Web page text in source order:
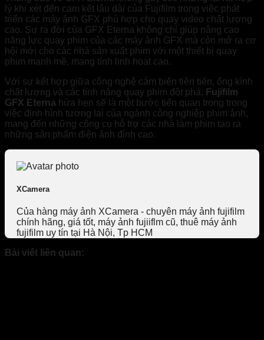
lý khi xét đến cam kết lâu dài của Fujifilm trong việc phát
triển các máy ảnh GFX phù hợp cho quay video chất lượng
cao. Sự ra đời của GFX Eterna không chỉ giúp nâng cao
năng lực quay phim của các máy ảnh GFX mà còn mở ra cơ
hội mới cho các nhà sản xuất phim với một thiết bị quay
phim mạnh mẽ, mang tính linh hoạt cao.
Với sự kết hợp giữa công nghệ cảm biến tiên tiến, ống kính
chất lượng và các tính năng quay phim đột phá, Fujifilm
GFX Eterna hứa hẹn sẽ là một bước tiến quan trọng trong
việc định hình tương lai của ngành công nghiệp phim ảnh,
mang đến những công cụ hỗ trợ các nhà làm phim tạo ra
những sản phẩm điện ảnh đỉnh cao.
XCamera
Của hàng máy ảnh XCamera - chuyên máy ảnh fujifilm
chính hãng, giá tốt, máy ảnh fujiiflm cũ, thuê máy ảnh
fujifilm uy tín tại Hà Nội, Tp HCM
Bài viết liên quan: